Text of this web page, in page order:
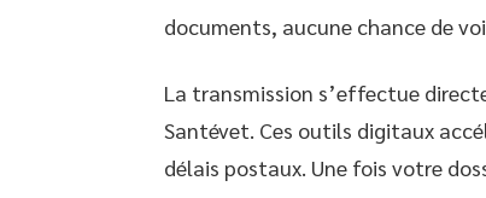
documents, aucune chance de
La transmission s’effectue
Santévet. Ces outils digitaux
délais postaux. Une fois votre